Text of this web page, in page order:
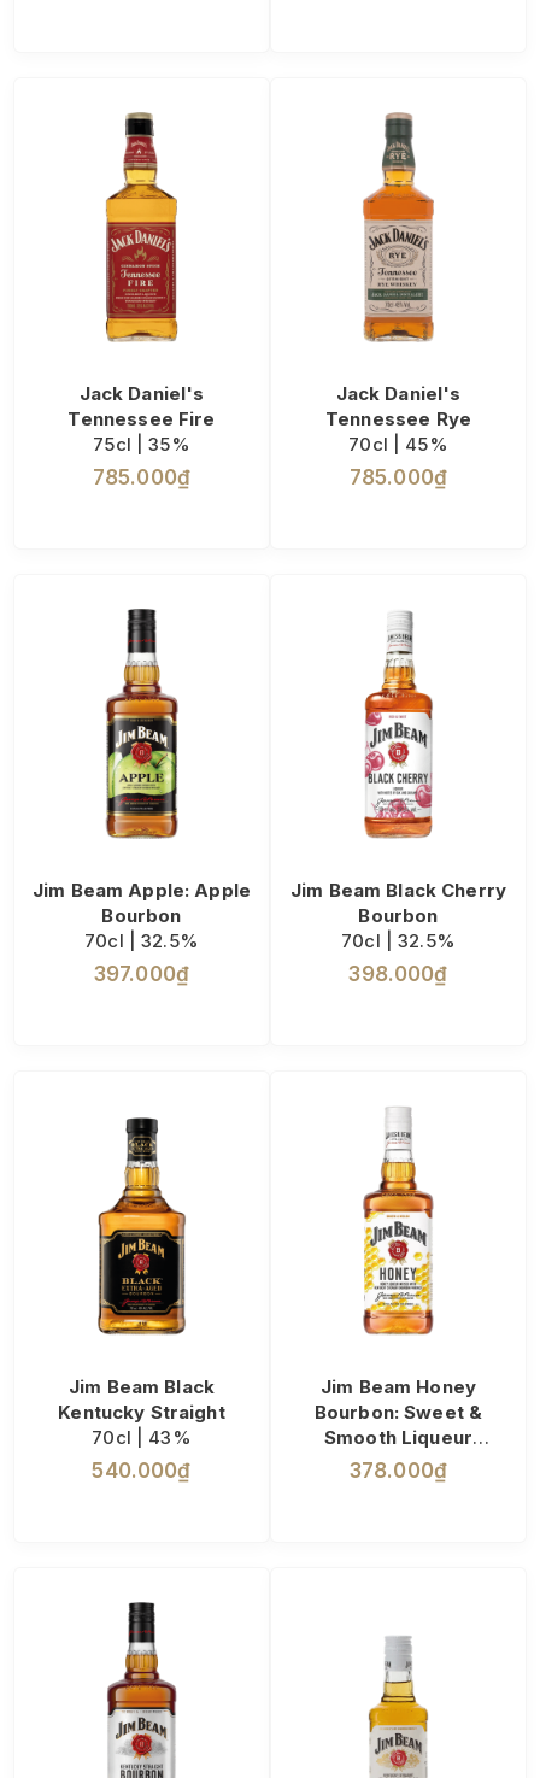
Jack Daniel's
Tennessee Fire
75cl | 35%
785.000₫
Jack Daniel's
Tennessee Rye
70cl | 45%
785.000₫
Jim Beam Apple: Apple
Bourbon
70cl | 32.5%
397.000₫
Jim Beam Black Cherry
Bourbon
70cl | 32.5%
398.000₫
Jim Beam Black
Kentucky Straight
70cl | 43%
540.000₫
Jim Beam Honey
Bourbon: Sweet &
Smooth Liqueur
70cl | 30%
378.000₫